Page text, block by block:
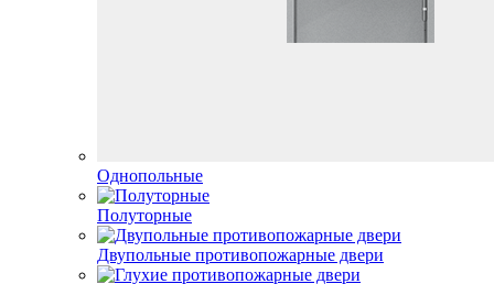
Однопольные
Полуторные
Двупольные противопожарные двери